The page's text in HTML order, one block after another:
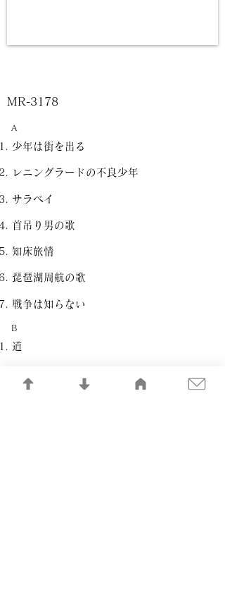
A
少年は街を出る
レニングラードの不良少年
サラベイ
首吊り男の歌
知床旅情
琵琶湖周航の歌
戦争は知らない
B
道
MR-3178